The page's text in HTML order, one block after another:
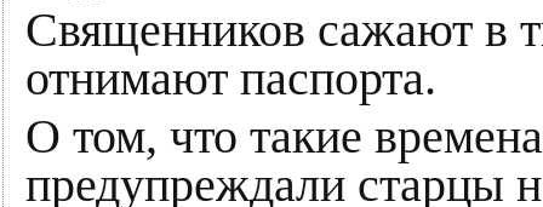
Священников сажают в
отнимают паспорта.
О том, что такие
предупреждали старцы